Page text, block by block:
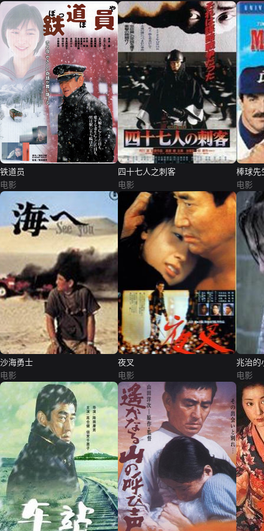
铁道员
电影
四十七人之刺客
电影
棒球先
电影
沙海勇士
电影
夜叉
电影
兆治的
电影